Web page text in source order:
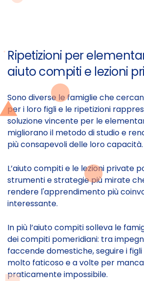
Ripetizioni per
aiuto compiti e lezioni
Sono diverse le famiglie che
per i loro figli e le ripetizioni
soluzione vincente per le
migliorano il metodo di studio e
più consapevoli delle loro capacità.
L’aiuto compiti e le lezioni private
strumenti e strategie più mirate
rendere l'apprendimento più
interessante.
In più l’aiuto compiti solleva le
dei compiti pomeridiani: tra
faccende domestiche, seguire i
molto faticoso e a volte per
praticamente impossibile.